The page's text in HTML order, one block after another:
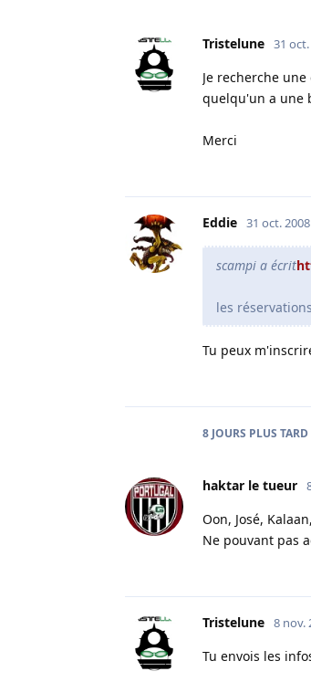
Tristelune 31
Je recherche
quelqu'un a une
Merci
Eddie 31 oct. 2008
scampi a écrit
les
Tu peux
8 JOURS PLUS TARD
haktar le tueur
Oon, José,
Ne pouvant pas
Tristelune 8 nov.
Tu envois les